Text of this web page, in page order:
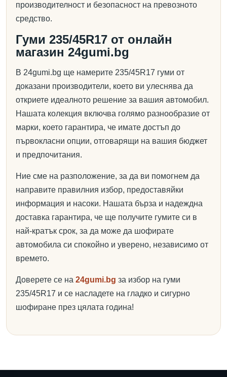
производителност и безопасност на превозното
средство.
Гуми 235/45R17 от онлайн
магазин 24gumi.bg
В 24gumi.bg ще намерите 235/45R17 гуми от
доказани производители, което ви улеснява да
откриете идеалното решение за вашия автомобил.
Нашата колекция включва голямо разнообразие от
марки, което гарантира, че имате достъп до
първокласни опции, отговарящи на вашия бюджет
и предпочитания.
Ние сме на разположение, за да ви помогнем да
направите правилния избор, предоставяйки
информация и насоки. Нашата бърза и надеждна
доставка гарантира, че ще получите гумите си в
най-кратък срок, за да може да шофирате
автомобила си спокойно и уверено, независимо от
времето.
Доверете се на 24gumi.bg за избор на гуми
235/45R17 и се насладете на гладко и сигурно
шофиране през цялата година!